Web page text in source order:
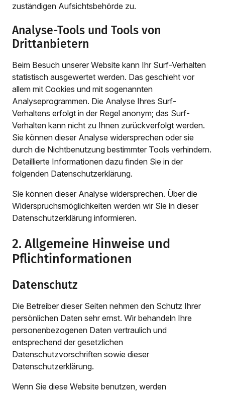
zuständigen Aufsichtsbehörde zu.
Analyse-Tools und Tools von
Drittanbietern
Beim Besuch unserer Website kann Ihr Surf-Verhalten
statistisch ausgewertet werden. Das geschieht vor
allem mit Cookies und mit sogenannten
Analyseprogrammen. Die Analyse Ihres Surf-
Verhaltens erfolgt in der Regel anonym; das Surf-
Verhalten kann nicht zu Ihnen zurückverfolgt werden.
Sie können dieser Analyse widersprechen oder sie
durch die Nichtbenutzung bestimmter Tools verhindern.
Detaillierte Informationen dazu finden Sie in der
folgenden Datenschutzerklärung.
Sie können dieser Analyse widersprechen. Über die
Widerspruchsmöglichkeiten werden wir Sie in dieser
Datenschutzerklärung informieren.
2. Allgemeine Hinweise und
Pflichtinformationen
Datenschutz
Die Betreiber dieser Seiten nehmen den Schutz Ihrer
persönlichen Daten sehr ernst. Wir behandeln Ihre
personenbezogenen Daten vertraulich und
entsprechend der gesetzlichen
Datenschutzvorschriften sowie dieser
Datenschutzerklärung.
Wenn Sie diese Website benutzen, werden